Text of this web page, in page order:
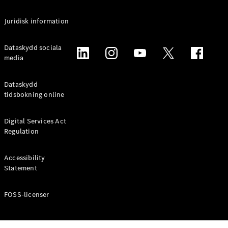
Familjebilar
van
Marco Polo
Marco Polo
Horizon
Konfigurator
Store
Juridisk information
Dataskydd sociala
media
Dataskydd
tidsbokning online
Digital Services Act
Regulation
Accessibility
Statement
FOSS-licenser